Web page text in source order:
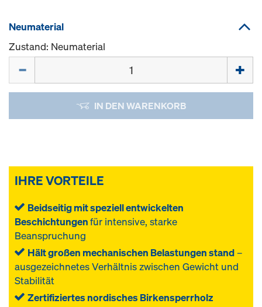
Neumaterial
Zustand: Neumaterial
IN DEN WARENKORB
IHRE VORTEILE
Beidseitig mit speziell entwickelten
Beschichtungenfür intensive, starke
Beanspruchung
Hält großen mechanischen Belastungen stand–
ausgezeichnetes Verhältnis zwischen Gewicht und
Stabilität
Zertifiziertes nordisches Birkensperrholz